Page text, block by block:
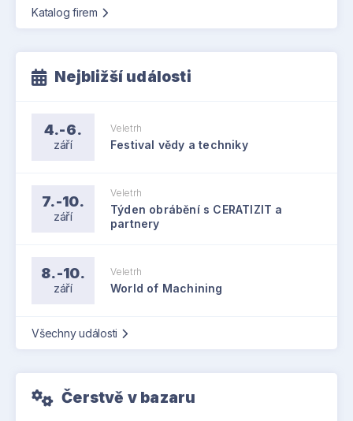
Katalog firem
Nejbližší události
4.-6.
září
Veletrh
Festival vědy a techniky
7.-10.
září
Veletrh
Týden obrábění s CERATIZIT a
partnery
8.-10.
září
Veletrh
World of Machining
Všechny události
Čerstvě v bazaru